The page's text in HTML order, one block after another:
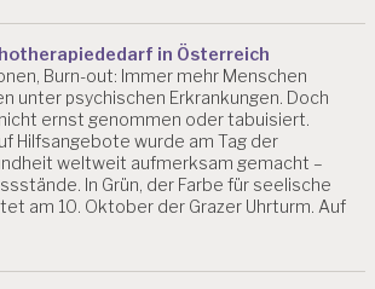
in Österreich
Burn-out: Immer mehr Menschen
unter psychischen Erkrankungen. Doch
ernst genommen oder tabuisiert.
Hilfsangebote wurde am Tag der
weltweit aufmerksam gemacht –
In Grün, der Farbe für seelische
am 10. Oktober der Grazer Uhrturm. Auf